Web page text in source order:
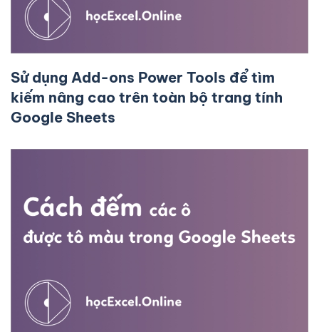
Sử dụng Add-ons Power Tools để tìm
kiếm nâng cao trên toàn bộ trang tính
Google Sheets